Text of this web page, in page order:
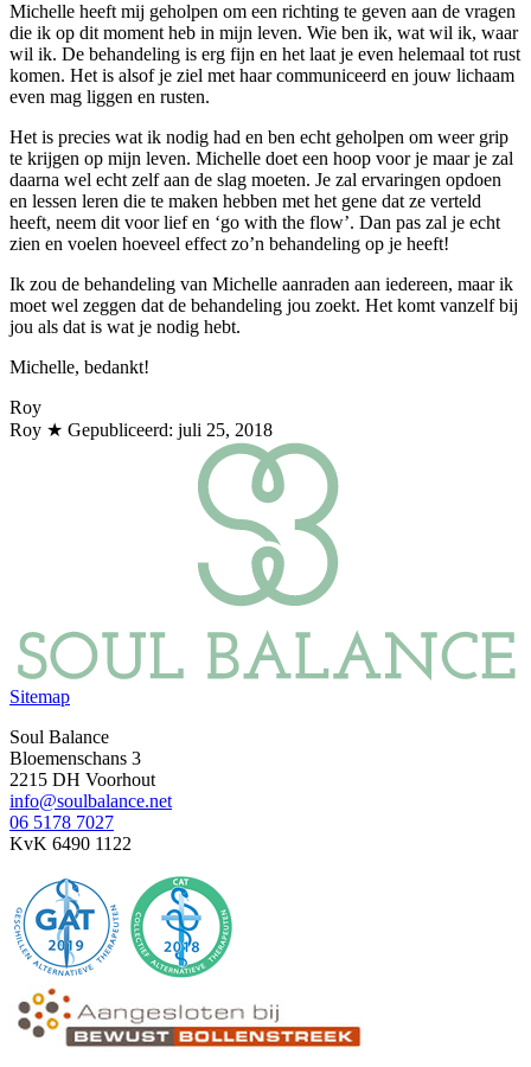
Michelle heeft mij geholpen om een richting te geven aan de vragen
die ik op dit moment heb in mijn leven. Wie ben ik, wat wil ik, waar
wil ik. De behandeling is erg fijn en het laat je even helemaal tot rust
komen. Het is alsof je ziel met haar communiceerd en jouw lichaam
even mag liggen en rusten.
Het is precies wat ik nodig had en ben echt geholpen om weer grip
te krijgen op mijn leven. Michelle doet een hoop voor je maar je zal
daarna wel echt zelf aan de slag moeten. Je zal ervaringen opdoen
en lessen leren die te maken hebben met het gene dat ze verteld
heeft, neem dit voor lief en ‘go with the flow’. Dan pas zal je echt
zien en voelen hoeveel effect zo’n behandeling op je heeft!
Ik zou de behandeling van Michelle aanraden aan iedereen, maar ik
moet wel zeggen dat de behandeling jou zoekt. Het komt vanzelf bij
jou als dat is wat je nodig hebt.
Michelle, bedankt!
Roy
Roy ★ Gepubliceerd: juli 25, 2018
Sitemap
Soul Balance
Bloemenschans 3
2215 DH Voorhout
info@soulbalance.net
06 5178 7027
KvK 6490 1122